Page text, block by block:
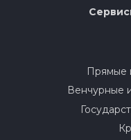
Прямые
Венчурные